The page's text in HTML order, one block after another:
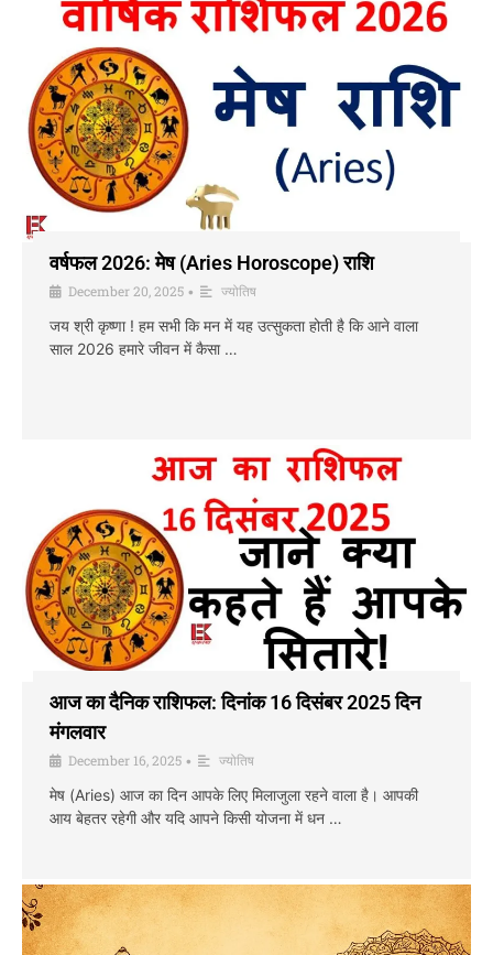
वर्षफल 2026: मेष (Aries Horoscope) राशि
December 20, 2025 • ज्योतिष
जय श्री कृष्णा ! हम सभी कि मन में यह उत्सुकता होती है कि आने वाला
साल 2026 हमारे जीवन में कैसा …
आज का दैनिक राशिफल: दिनांक 16 दिसंबर 2025 दिन
मंगलवार
December 16, 2025 • ज्योतिष
मेष (Aries) आज का दिन आपके लिए मिलाजुला रहने वाला है। आपकी
आय बेहतर रहेगी और यदि आपने किसी योजना में धन …